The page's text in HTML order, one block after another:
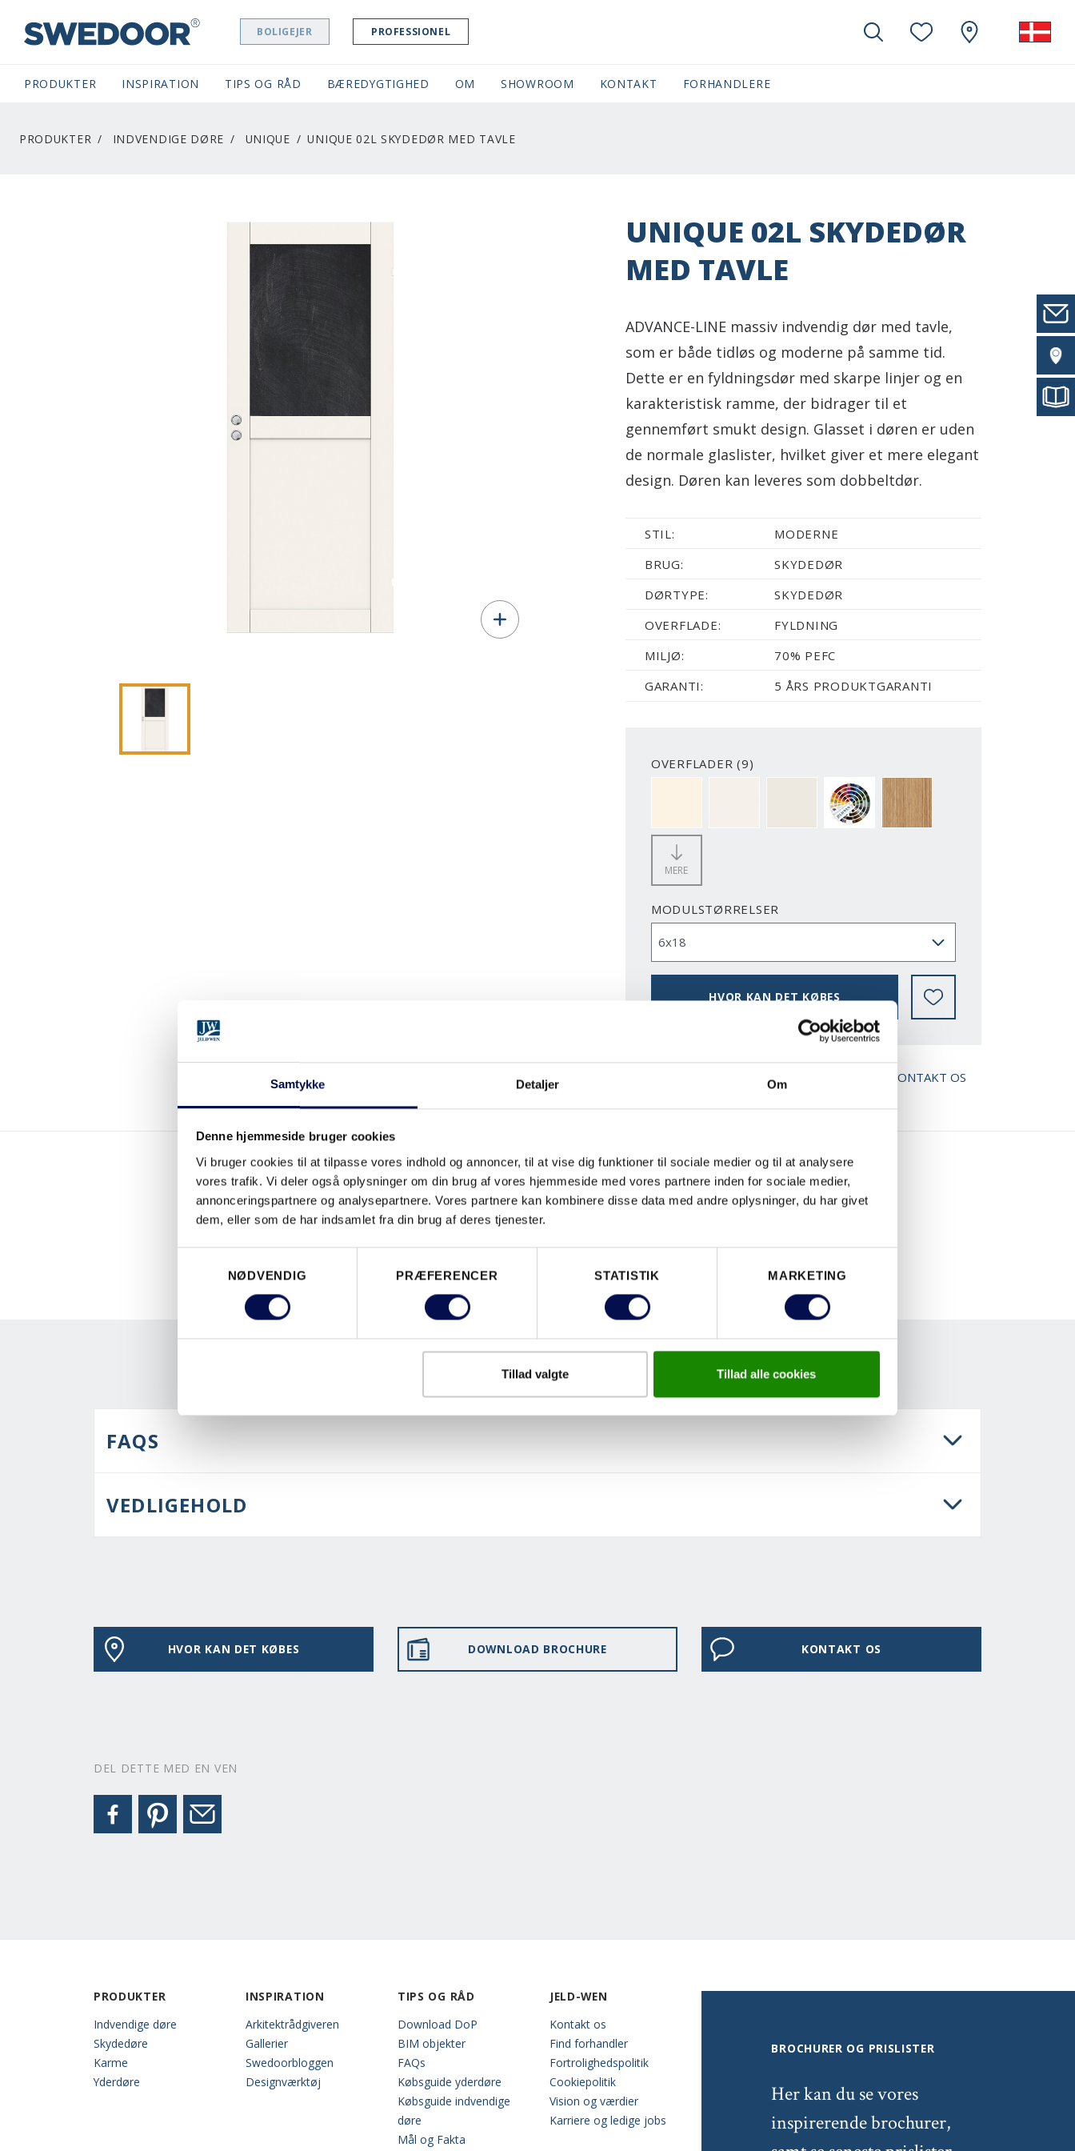
Samtykke Detaljer Om
Denne hjemmeside bruger cookies
Vi bruger cookies til at tilpasse vores indhold og annoncer, til at vise dig funktioner til sociale medier og til at analysere
vores trafik. Vi deler også oplysninger om din brug af vores hjemmeside med vores partnere inden for sociale medier,
annonceringspartnere og analysepartnere. Vores partnere kan kombinere disse data med andre oplysninger, du har givet
dem, eller som de har indsamlet fra din brug af deres tjenester.
NØDVENDIG
PRÆFERENCER STATISTIK MARKETING
Tillad valgte Tillad alle cookies
SWEDOOR NAVIGATION BOLIGEJER PROFESSIONEL
PRODUKTER INSPIRATION TIPS OG RÅD BÆREDYGTIGHED OM SHOWROOM (CURRENT)
KONTAKT FORHANDLERE
PRODUKTER INDVENDIGE DØRE UNIQUE UNIQUE 02L SKYDEDØR MED TAVLE
UNIQUE 02L SKYDEDØR
MED TAVLE
ADVANCE-LINE massiv indvendig dør med tavle,
som er både tidløs og moderne på samme tid.
Dette er en fyldningsdør med skarpe linjer og en
karakteristisk ramme, der bidrager til et
gennemført smukt design. Glasset i døren er uden
de normale glaslister, hvilket giver et mere elegant
design. Døren kan leveres som dobbeltdør.
STIL:
MODERNE
BRUG:
SKYDEDØR
DØRTYPE:
SKYDEDØR
OVERFLADE:
FYLDNING
MILJØ:
70% PEFC
GARANTI:
5 ÅRS PRODUKTGARANTI
OVERFLADER (9)
NÆSTEN ALLE NCS S OG RAL FARVER
MERE
MODULSTØRRELSER
HVOR KAN DET KØBES
DOWNLOAD BROCHURE KONTAKT OS
EGENSKABER
FAQS
VEDLIGEHOLD
HVOR KAN DET KØBES DOWNLOAD BROCHURE KONTAKT OS
DEL DETTE MED EN VEN
PRODUKTER
Indvendige døre
Skydedøre
Karme
Yderdøre
INSPIRATION
Arkitektrådgiveren
Gallerier
Swedoorbloggen
Designværktøj
TIPS OG RÅD
Download DoP
BIM objekter
FAQs
Købsguide yderdøre
Købsguide indvendige
døre
Mål og Fakta
JELD-WEN
Kontakt os
Find forhandler
Fortrolighedspolitik
Cookiepolitik
Vision og værdier
Karriere og ledige jobs
BROCHURER OG PRISLISTER
Her kan du se vores
inspirerende brochurer,